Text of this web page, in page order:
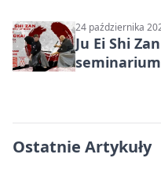
24 października
Ju Ei Shi
Ostatnie Artykuły